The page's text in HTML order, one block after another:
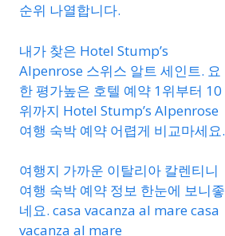
순위 나열합니다.
내가 찾은 Hotel Stump’s
Alpenrose 스위스 알트 세인트. 요
한 평가높은 호텔 예약 1위부터 10
위까지 Hotel Stump’s Alpenrose
여행 숙박 예약 어렵게 비교마세요.
여행지 가까운 이탈리아 칼렌티니
여행 숙박 예약 정보 한눈에 보니좋
네요. casa vacanza al mare casa
vacanza al mare